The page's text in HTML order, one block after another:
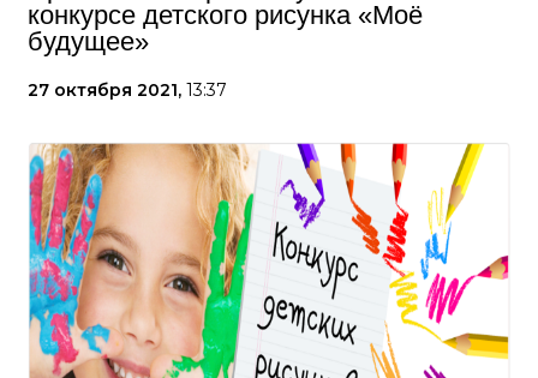
конкурсе детского рисунка «Моё
будущее»
27 октября 2021, 13:37